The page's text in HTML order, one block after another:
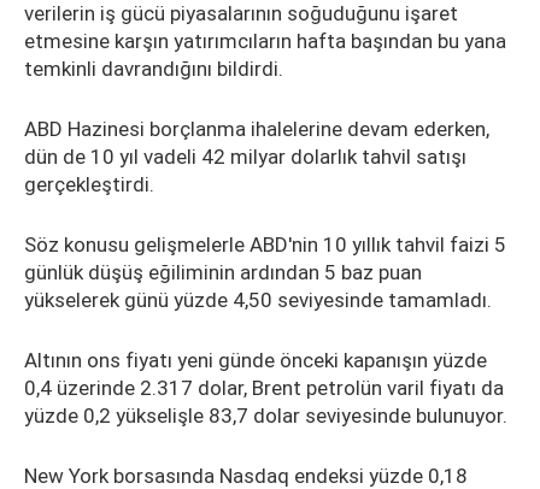
verilerin iş gücü piyasalarının soğuduğunu işaret
etmesine karşın yatırımcıların hafta başından bu yana
temkinli davrandığını bildirdi.
ABD Hazinesi borçlanma ihalelerine devam ederken,
dün de 10 yıl vadeli 42 milyar dolarlık tahvil satışı
gerçekleştirdi.
Söz konusu gelişmelerle ABD'nin 10 yıllık tahvil faizi 5
günlük düşüş eğiliminin ardından 5 baz puan
yükselerek günü yüzde 4,50 seviyesinde tamamladı.
Altının ons fiyatı yeni günde önceki kapanışın yüzde
0,4 üzerinde 2.317 dolar, Brent petrolün varil fiyatı da
yüzde 0,2 yükselişle 83,7 dolar seviyesinde bulunuyor.
New York borsasında Nasdaq endeksi yüzde 0,18